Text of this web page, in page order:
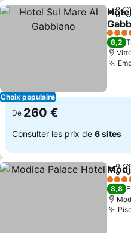
Choix populaire
4
8,2
De 260 €
Consulter les prix de 6 sites
4
8,8